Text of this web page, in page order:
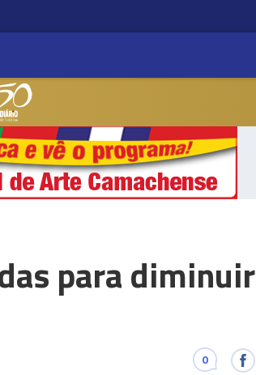
para diminuir
0